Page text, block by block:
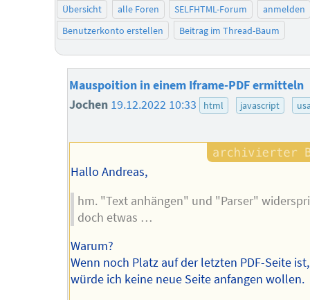
Übersicht alle Foren SELFHTML-Forum
anmelden
Benutzerkonto erstellen
Beitrag im Thread-Baum
Mauspoition in einem Iframe-PDF ermitteln
Jochen 19.12.2022 10:33 html javascript
Hallo Andreas,
hm. "Text anhängen" und "Parser"
doch etwas …
Warum?
Wenn noch Platz auf der letzten PDF-Seite
würde ich keine neue Seite anfangen wollen.